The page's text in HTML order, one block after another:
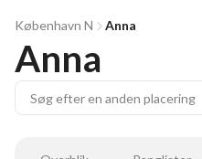
København N Anna
Anna